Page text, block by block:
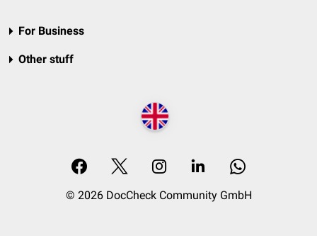
For Business
Other stuff
© 2026 DocCheck Community GmbH